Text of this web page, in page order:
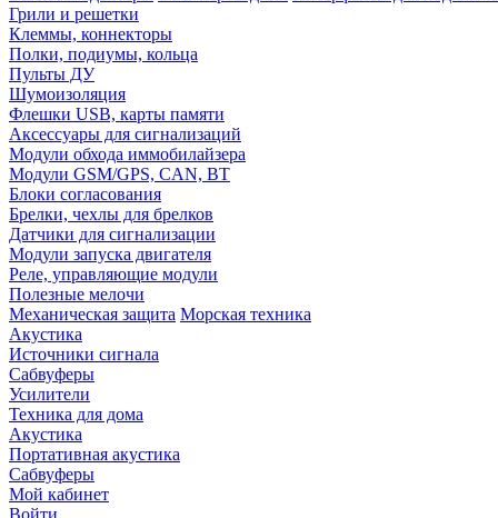
Грили и решетки
Клеммы, коннекторы
Полки, подиумы, кольца
Пульты ДУ
Шумоизоляция
Флешки USB, карты памяти
Аксессуары для сигнализаций
Модули обхода иммобилайзера
Модули GSM/GPS, CAN, BT
Блоки согласования
Брелки, чехлы для брелков
Датчики для сигнализации
Модули запуска двигателя
Реле, управляющие модули
Полезные мелочи
Механическая защита Морская техника
Акустика
Источники сигнала
Сабвуферы
Усилители
Техника для дома
Акустика
Портативная акустика
Сабвуферы
Мой кабинет
Войти